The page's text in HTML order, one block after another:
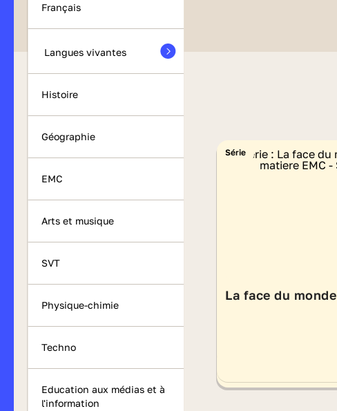
Français
Langues vivantes
Histoire
Géographie
EMC
Arts et musique
SVT
Physique-chimie
Techno
Education aux médias et à
l'information
Série
La face du monde